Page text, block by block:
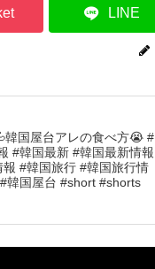
LINE
韓国屋台アレの食べ方😭 #
#韓国最新 #韓国最新情報
#韓国旅行 #韓国旅行情
韓国屋台 #short #shorts